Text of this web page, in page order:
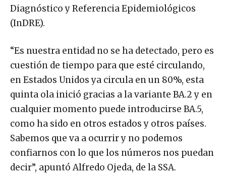
Diagnóstico y Referencia Epidemiológicos
(InDRE).
“Es nuestra entidad no se ha detectado, pero es
cuestión de tiempo para que esté circulando,
en Estados Unidos ya circula en un 80%, esta
quinta ola inició gracias a la variante BA.2 y en
cualquier momento puede introducirse BA.5,
como ha sido en otros estados y otros países.
Sabemos que va a ocurrir y no podemos
confiarnos con lo que los números nos puedan
decir”, apuntó Alfredo Ojeda, de la SSA.